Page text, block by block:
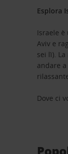
Esplora
Israele
Aviv e
sei lì).
andare
Dove ci